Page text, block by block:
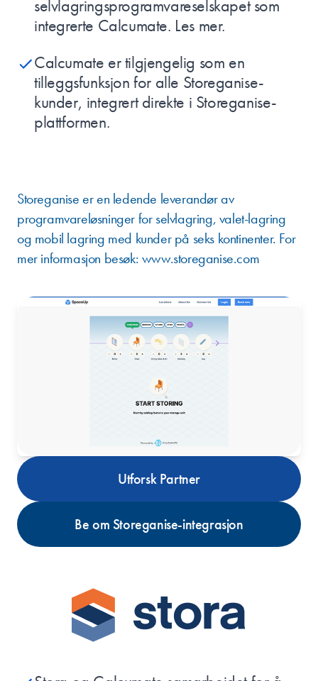
selvlagringsprogramvareselskapet som
integrerte Calcumate. Les mer.
Calcumate er tilgjengelig som en
tilleggsfunksjon for alle Storeganise-
kunder, integrert direkte i Storeganise-
plattformen.
Storeganise er en ledende leverandør av
programvareløsninger for selvlagring, valet-lagring
og mobil lagring med kunder på seks kontinenter. For
mer informasjon besøk:www.storeganise.com
Utforsk Partner
Be om Storeganise-integrasjon